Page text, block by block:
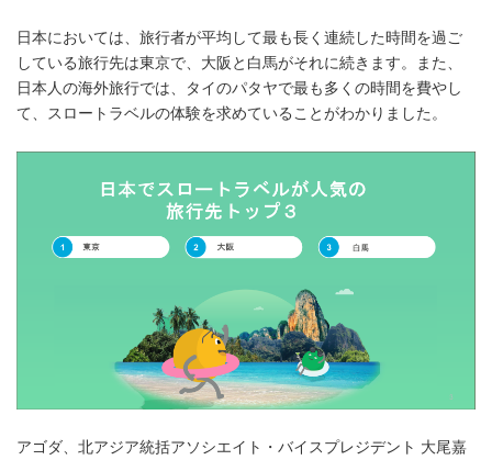
日本においては、旅行者が平均して最も長く連続した時間を過ご
している旅行先は東京で、大阪と白馬がそれに続きます。また、
日本人の海外旅行では、タイのパタヤで最も多くの時間を費やし
て、スロートラベルの体験を求めていることがわかりました。
アゴダ、北アジア統括アソシエイト・バイスプレジデント 大尾嘉